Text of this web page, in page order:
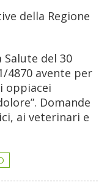
della Regione
del 30
4870 avente per
oppiacei
Domande
ai veterinari e